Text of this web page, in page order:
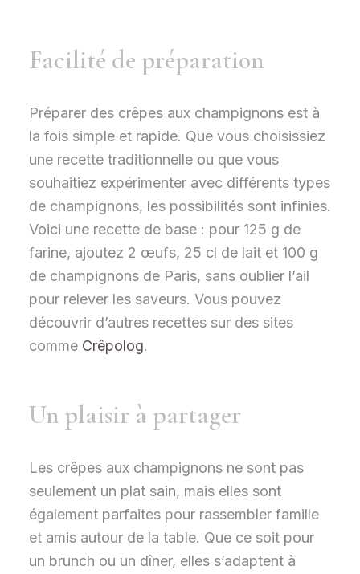
Facilité de préparation
Préparer des crêpes aux champignons est à
la fois simple et rapide. Que vous choisissiez
une recette traditionnelle ou que vous
souhaitiez expérimenter avec différents types
de champignons, les possibilités sont infinies.
Voici une recette de base : pour 125 g de
farine, ajoutez 2 œufs, 25 cl de lait et 100 g
de champignons de Paris, sans oublier l’ail
pour relever les saveurs. Vous pouvez
découvrir d’autres recettes sur des sites
comme Crêpolog.
Un plaisir à partager
Les crêpes aux champignons ne sont pas
seulement un plat sain, mais elles sont
également parfaites pour rassembler famille
et amis autour de la table. Que ce soit pour
un brunch ou un dîner, elles s’adaptent à